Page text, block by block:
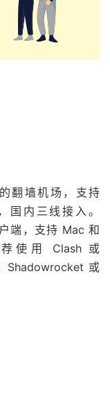
翻墙机场，支持
国内三线接入。
端，支持 Mac 和
使用 Clash 或
Shadowrocket 或